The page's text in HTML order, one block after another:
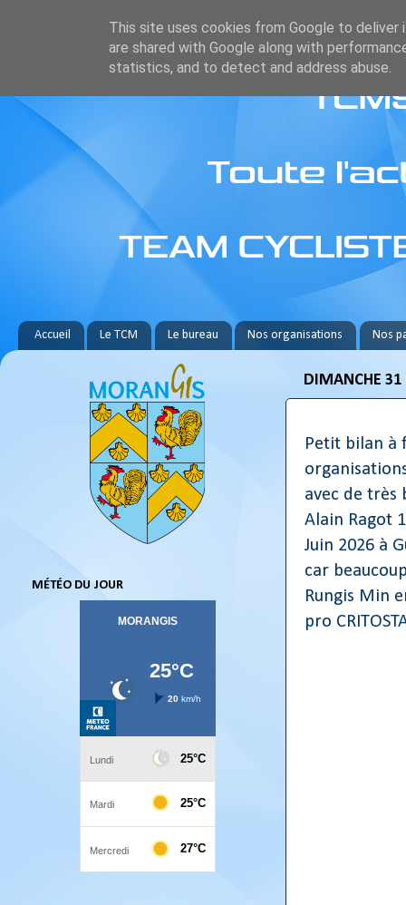
Accueil Le TCM Le bureau Nos organisations Nos
DIMANCHE
Petit bilan à
avec de très
Alain Ragot
Juin 2026 à
car
Rungis Min
pro
MÉTÉO DU JOUR
This site uses cookies from Google to deliver
are shared with Google along with
statistics, and to detect and address abuse.